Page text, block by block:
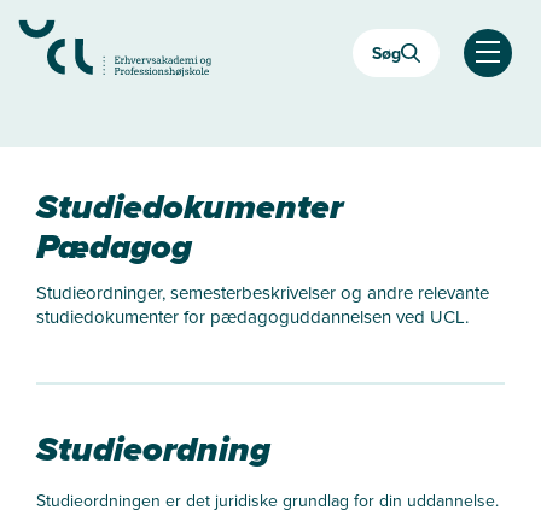
hovedindhold
Søg
Åben
Studiedokumenter
Pædagog
Studieordninger, semesterbeskrivelser og andre relevante
studiedokumenter for pædagoguddannelsen ved UCL.
Studieordning
Studieordningen er det juridiske grundlag for din uddannelse.